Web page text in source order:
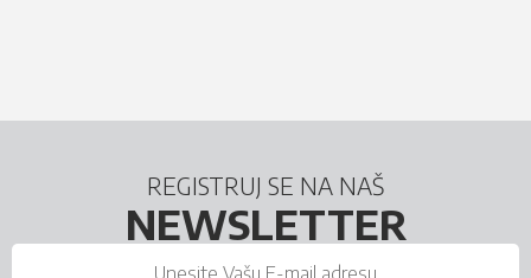
REGISTRUJ SE NA NAŠ
NEWSLETTER